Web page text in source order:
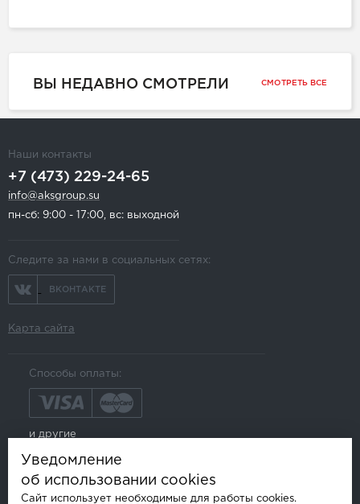
ВЫ НЕДАВНО СМОТРЕЛИ СМОТРЕТЬ ВСЕ
Наши контакты
+7 (473) 229-24-65
info@aksgroup.su
пн-сб: 9:00 - 17:00, вс: выходной
Следите за нами в социальных сетях:
ВКОНТАКТЕ
Карта сайта
Способы оплаты:
и другие
Уведомление
об использовании cookies
Сайт использует необходимые для работы cookies.